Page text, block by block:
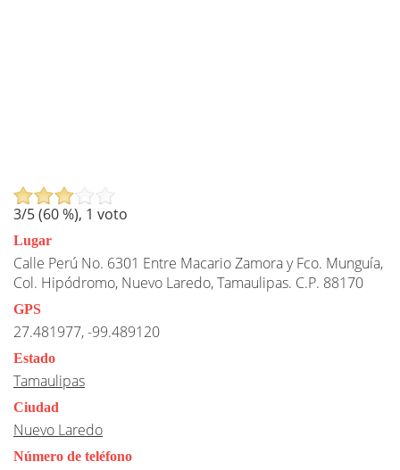
3/5 (60%), 1 voto
Lugar
Calle Perú No. 6301 Entre Macario Zamora y Fco. Munguía,
Col. Hipódromo, Nuevo Laredo, Tamaulipas. C.P. 88170
GPS
27.481977, -99.489120
Estado
Tamaulipas
Ciudad
Nuevo Laredo
Número de teléfono